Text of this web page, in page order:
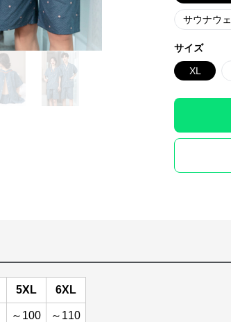
サウナウ
サイズ
XL
5XL 6XL
～100 ～110